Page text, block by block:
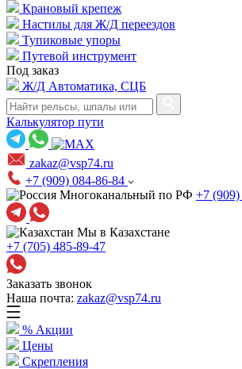
Крановый крепеж
Настилы для Ж/Д переездов
Тупиковые упоры
Путевой инструмент
Под заказ
Ж/Д Автоматика, СЦБ
Калькулятор пути
zakaz@vsp74.ru
+7 (909) 084-86-84
Многоканальный по РФ +7
Мы в Казахстане
+7 (705) 485-89-47
Заказать звонок
Наша почта: zakaz@vsp74.ru
% Акции
Цены
Скрепления